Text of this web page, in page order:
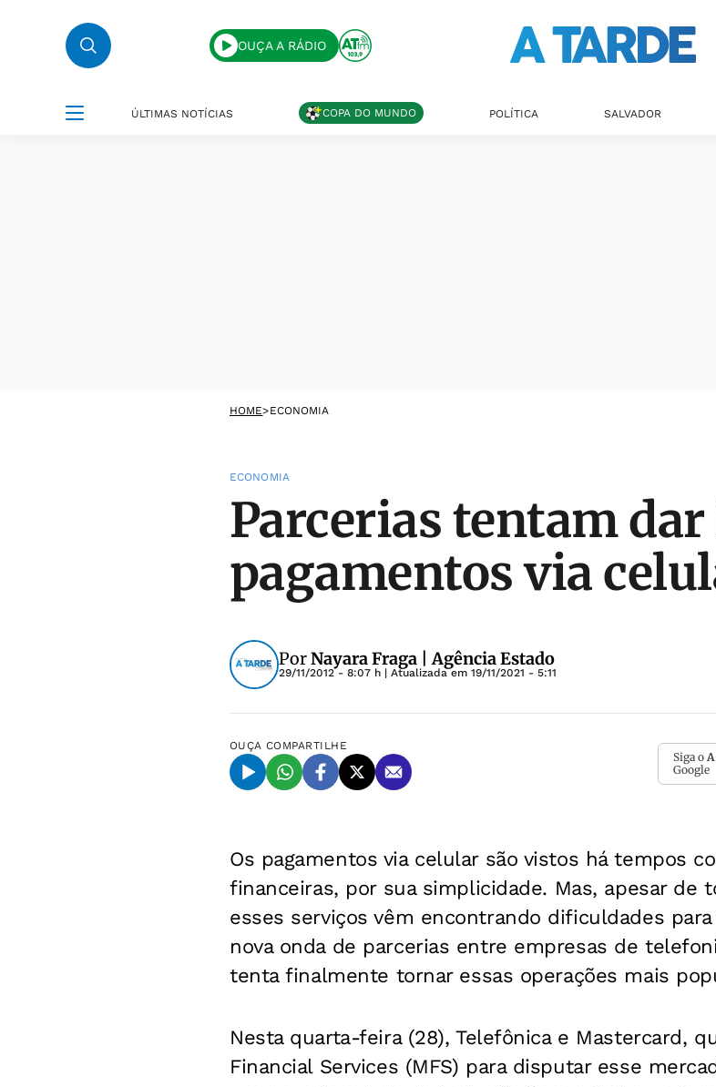
OUÇA A RÁDIO
ÚLTIMAS NOTÍCIAS COPA DO MUNDO POLÍTICA SALVADOR
HOME>ECONOMIA
ECONOMIA
Parcerias tentam
pagamentos via
PorNayara Fraga | Agência Estado
29/11/2012 - 8:07 h | Atualizada em 19/11/2021 - 5:11
OUÇA COMPARTILHE
Siga o
Google
Os pagamentos via celular são vistos há tempos
financeiras, por sua simplicidade. Mas, apesar de
esses serviços vêm encontrando dificuldades
nova onda de parcerias entre empresas de
tenta finalmente tornar essas operações mais
Nesta quarta-feira (28), Telefônica e Mastercard,
Financial Services (MFS) para disputar esse